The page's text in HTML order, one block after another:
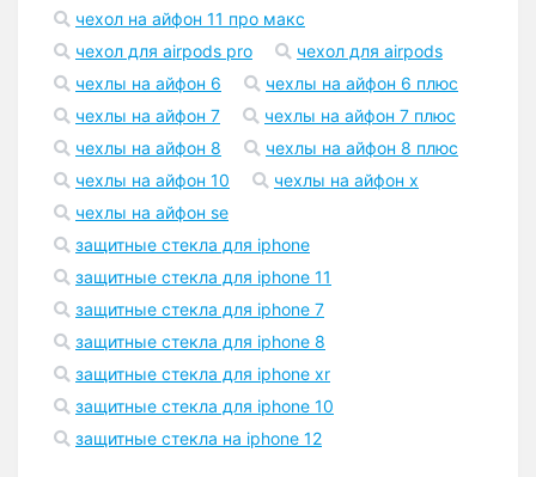
чехол на айфон 11 про макс
чехол для airpods pro
чехол для airpods
чехлы на айфон 6
чехлы на айфон 6 плюс
чехлы на айфон 7
чехлы на айфон 7 плюс
чехлы на айфон 8
чехлы на айфон 8 плюс
чехлы на айфон 10
чехлы на айфон x
чехлы на айфон se
защитные стекла для iphone
защитные стекла для iphone 11
защитные стекла для iphone 7
защитные стекла для iphone 8
защитные стекла для iphone xr
защитные стекла для iphone 10
защитные стекла на iphone 12